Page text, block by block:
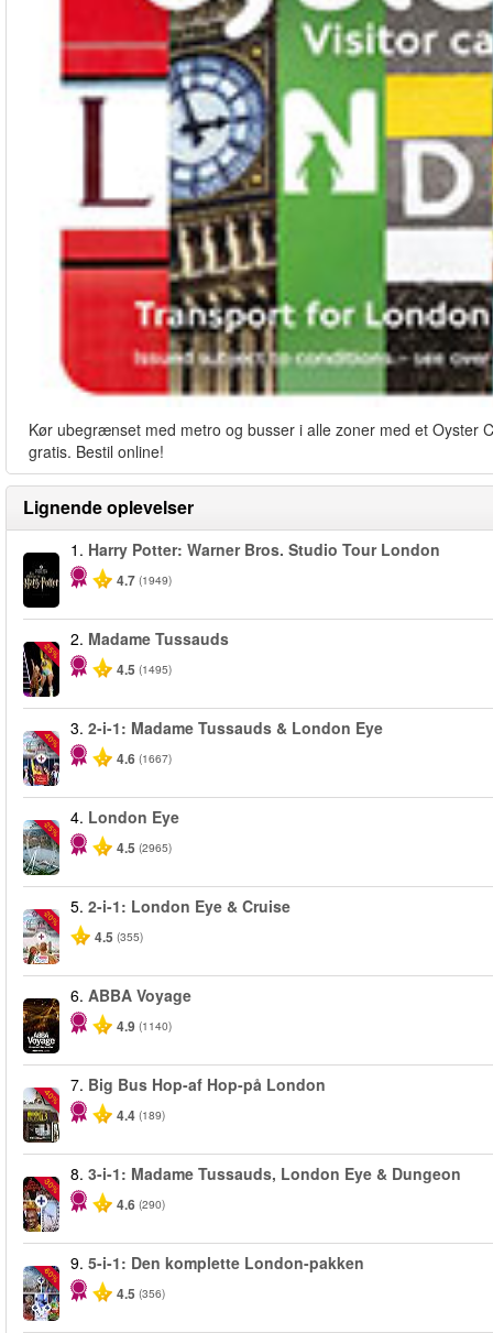
Kør ubegrænset med metro og busser i alle zoner med et Oyster
gratis. Bestil online!
Lignende oplevelser
1. Harry Potter: Warner Bros. Studio Tour London
4.7 (1949)
-25%
2. Madame Tussauds
4.5 (1495)
-40%
3. 2-i-1: Madame Tussauds & London Eye
4.6 (1667)
-25%
4. London Eye
4.5 (2965)
-20%
5. 2-i-1: London Eye & Cruise
4.5 (355)
6. ABBA Voyage
4.9 (1140)
-40%
7. Big Bus Hop-af Hop-på London
4.4 (189)
-30%
8. 3-i-1: Madame Tussauds, London Eye & Dungeon
4.6 (290)
-60%
9. 5-i-1: Den komplette London-pakken
4.5 (356)